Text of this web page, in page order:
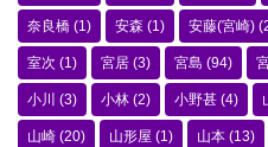
奈良橋 (1) 安森 (1) 安藤(宮崎)
室次 (1) 宮居 (3) 宮島 (94)
小川 (3) 小林 (2) 小野甚 (4)
山崎 (20) 山形屋 (1) 山本 (13)